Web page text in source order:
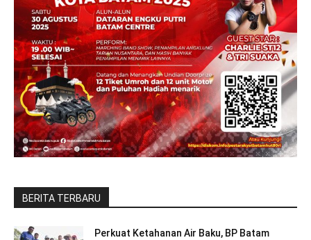
BERITA TERBARU
Perkuat Ketahanan Air Baku, BP Batam